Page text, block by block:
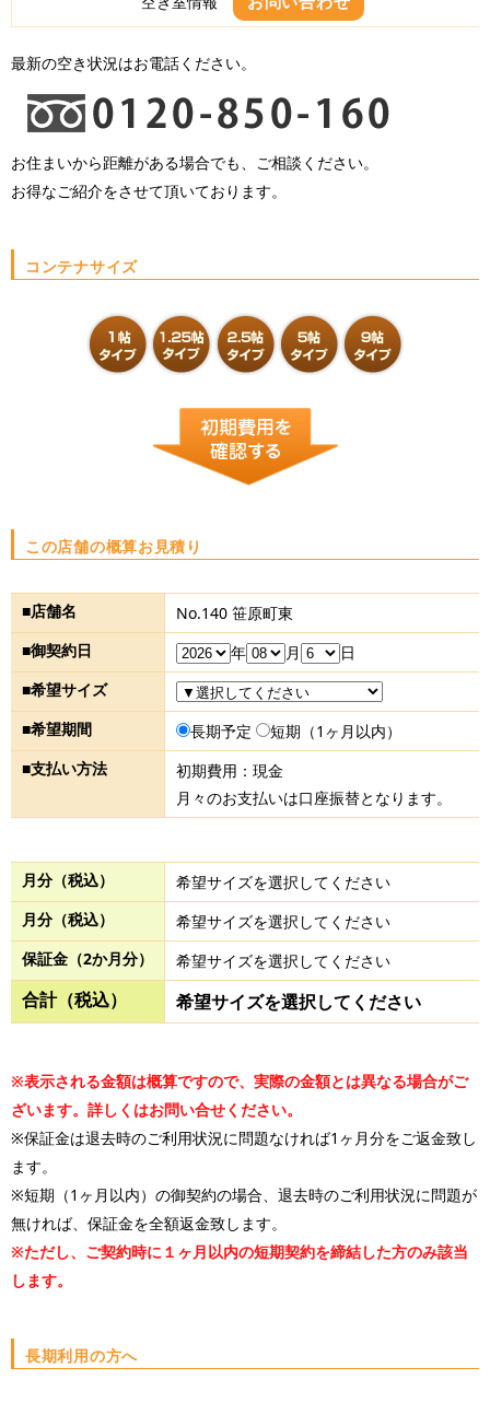
最新の空き状況はお電話ください。
お住まいから距離がある場合でも、ご相談ください。
お得なご紹介をさせて頂いております。
コンテナサイズ
この店舗の概算お見積り
■店舗名
No.140 笹原町東
■御契約日
年 月
日
■希望サイズ
■希望期間
長期予定
短期（1ヶ月以内）
■支払い方法
初期費用：現金
月々のお支払いは口座振替となります。
月分（税込）
希望サイズを選択してください
月分（税込）
希望サイズを選択してください
保証金（2か月分）
希望サイズを選択してください
合計（税込） 希望サイズを選択してください
※表示される金額は概算ですので、実際の金額とは異なる場合がご
ざいます。詳しくはお問い合せください。
※保証金は退去時のご利用状況に問題なければ1ヶ月分をご返金致し
ます。
※短期（1ヶ月以内）の御契約の場合、退去時のご利用状況に問題が
無ければ、保証金を全額返金致します。
※ただし、ご契約時に１ヶ月以内の短期契約を締結した方のみ該当
します。
長期利用の方へ